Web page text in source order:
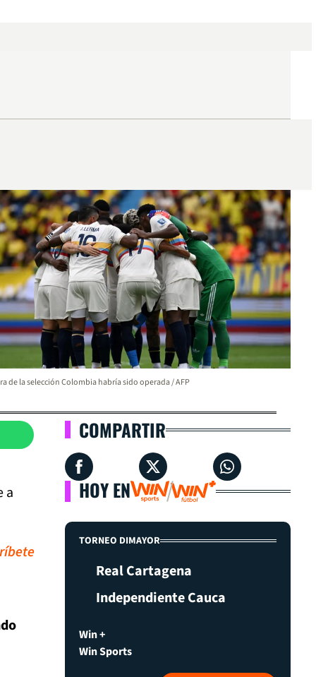
de la selección Colombia habría sido operada / AFP
a
COMPARTIR
HOY EN
TORNEO DIMAYOR
Real Cartagena
Independiente Cauca
Win +
Win Sports